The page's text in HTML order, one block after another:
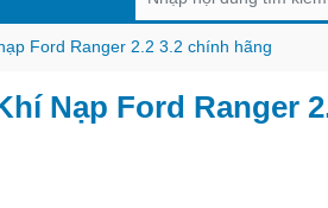
Ford Ranger 2.2 3.2 chính hãng
Nạp Ford Ranger